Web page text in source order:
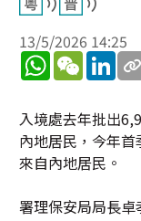
13/5/2026 14:25
WhatsApp
WeChat
入境處去年批出
內地居民，今年
來自內地居民。
署理保安局局長